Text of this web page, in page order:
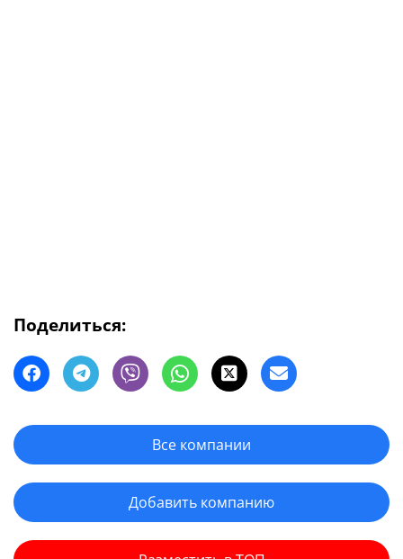
Поделиться:
Все компании
Добавить компанию